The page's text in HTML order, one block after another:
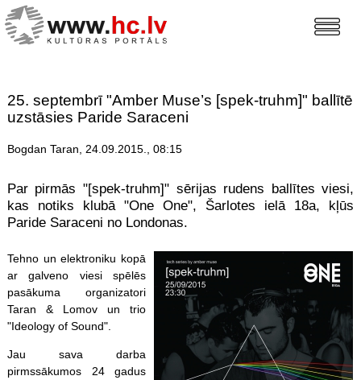
25. septembrī "Amber Muse’s [spek-truhm]" ballītē
uzstāsies Paride Saraceni
Bogdan Taran, 24.09.2015., 08:15
Par pirmās "[spek-truhm]" sērijas rudens ballītes viesi,
kas notiks klubā "One One", Šarlotes ielā 18a, kļūs
Paride Saraceni no Londonas.
Tehno un elektroniku kopā
ar galveno viesi spēlēs
pasākuma organizatori
Taran & Lomov un trio
"Ideology of Sound".
Jau sava darba
pirmssākumos 24 gadus